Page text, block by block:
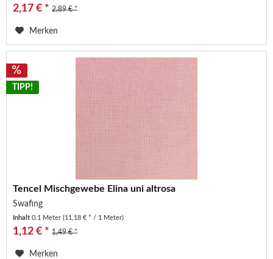
2,17 € * 2,89 € *
Merken
TIPP!
Tencel Mischgewebe Elina uni altrosa
Swafing
Inhalt0.1 Meter(11,18 € * / 1 Meter)
1,12 € * 1,49 € *
Merken